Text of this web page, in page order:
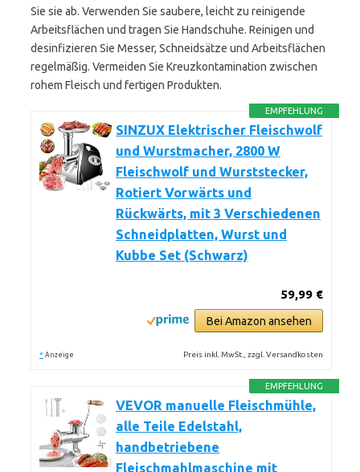
Sie sie ab. Verwenden Sie saubere, leicht zu reinigende
Arbeitsflächen und tragen Sie Handschuhe. Reinigen und
desinfizieren Sie Messer, Schneidsätze und Arbeitsflächen
regelmäßig. Vermeiden Sie Kreuzkontamination zwischen
rohem Fleisch und fertigen Produkten.
EMPFEHLUNG
SINZUX Elektrischer Fleischwolf
und Wurstmacher, 2800 W
Fleischwolf und Wurststecker,
Rotiert Vorwärts und
Rückwärts, mit 3 Verschiedenen
Schneidplatten, Wurst und
Kubbe Set (Schwarz)
59,99 €
Bei Amazon ansehen
* Anzeige Preis inkl. MwSt., zzgl. Versandkosten
EMPFEHLUNG
VEVOR manuelle Fleischmühle,
alle Teile Edelstahl,
handbetriebene
Fleischmahlmaschine mit